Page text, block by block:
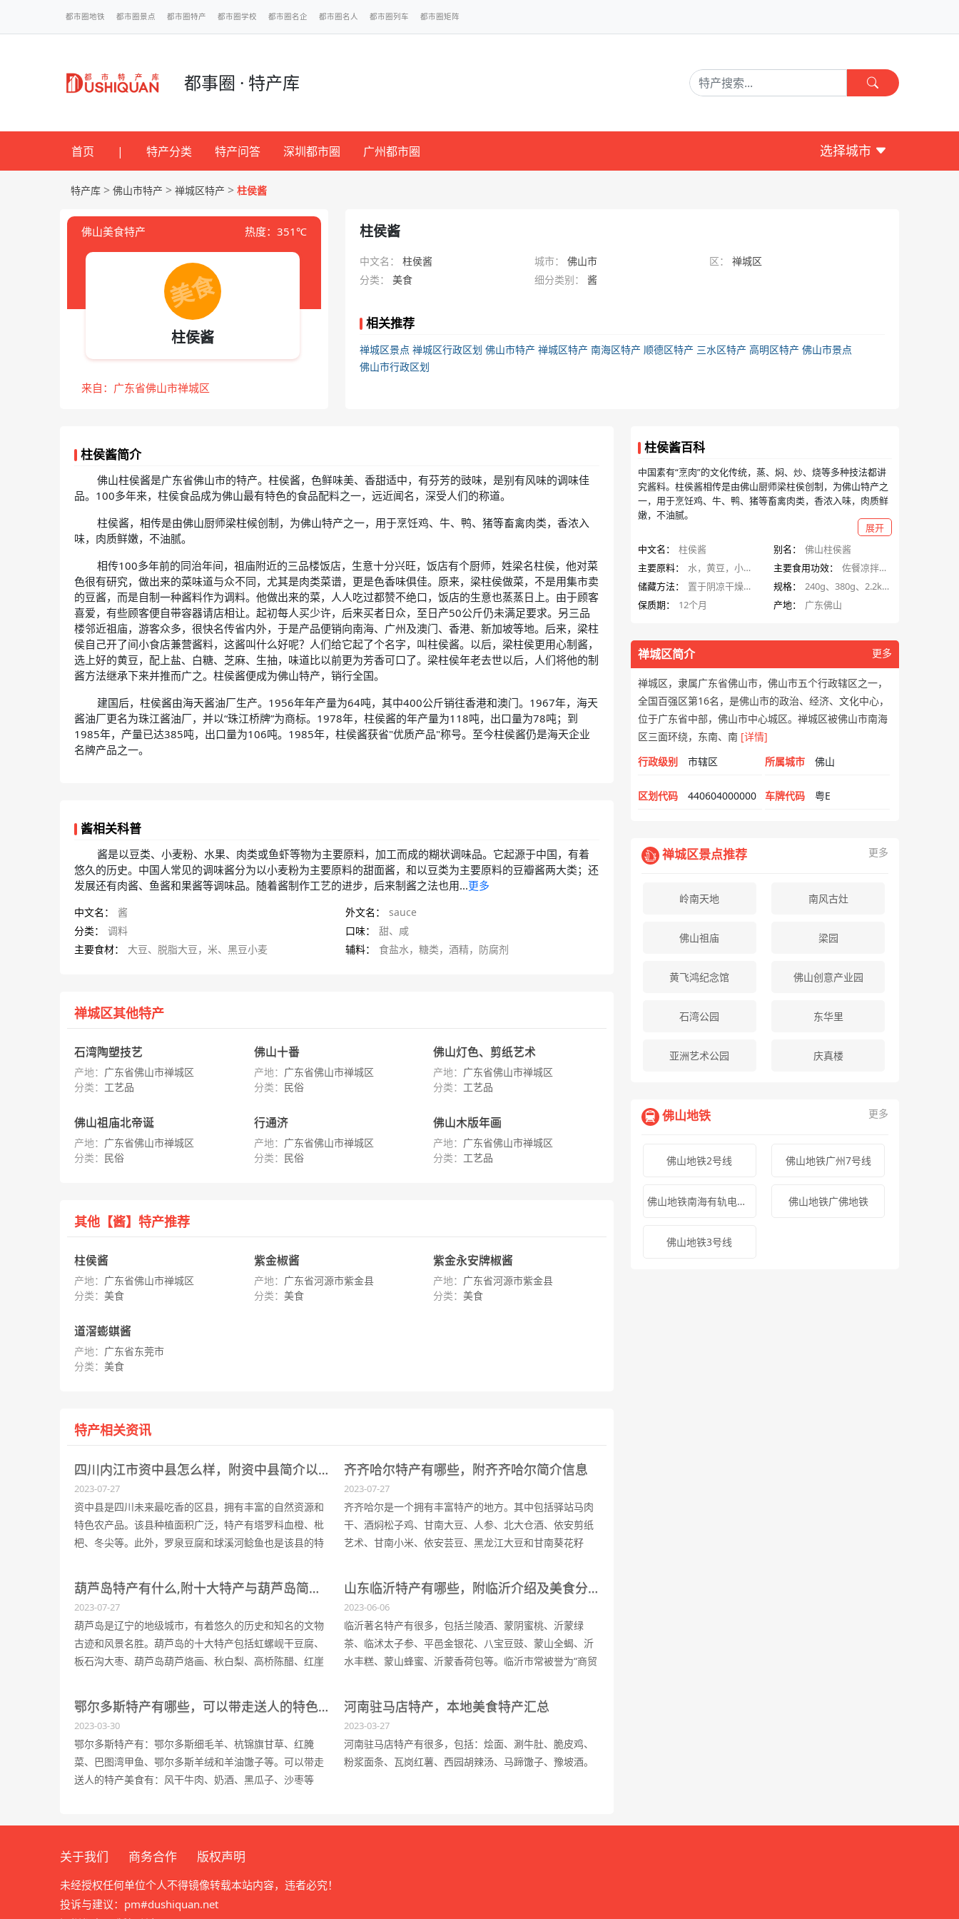
都市圈地铁 都市圈景点 都市圈特产 都市圈学校 都市圈名企 都市圈名人 都市圈列车 都市圈矩阵
都事圈 · 特产库
首页 | 特产分类 特产问答 深圳都市圈 广州都市圈 选择城市
特产库 > 佛山市特产 > 禅城区特产 > 柱侯酱
佛山美食特产 热度：351℃
柱侯酱
来自：广东省佛山市禅城区
柱侯酱
中文名： 柱侯酱 城市： 佛山市 区：
禅城区
分类：
美食 细分类别： 酱
相关推荐
禅城区景点 禅城区行政区划 佛山市特产 禅城区特产 南海区特产 顺德区特产 三水区特产 高明区特产 佛山市景点
佛山市行政区划
柱侯酱简介
佛山柱侯酱是广东省佛山市的特产。柱侯酱，色鲜味美、香甜适中，有芬芳的豉味，是别有风味的调味佳
品。100多年来，柱侯食品成为佛山最有特色的食品配料之一，远近闻名，深受人们的称道。
柱侯酱，相传是由佛山厨师梁柱候创制，为佛山特产之一，用于烹饪鸡、牛、鸭、猪等畜禽肉类，香浓入
味，肉质鲜嫩，不油腻。
相传100多年前的同治年间，祖庙附近的三品楼饭店，生意十分兴旺，饭店有个厨师，姓梁名柱侯，他对菜
色很有研究，做出来的菜味道与众不同，尤其是肉类菜谱，更是色香味俱佳。原来，梁柱侯做菜，不是用集市卖
的豆酱，而是自制一种酱料作为调料。他做出来的菜，人人吃过都赞不绝口，饭店的生意也蒸蒸日上。由于顾客
喜爱，有些顾客便自带容器请店相让。起初每人买少许，后来买者日众，至日产50公斤仍未满足要求。另三品
楼邻近祖庙，游客众多，很快名传省内外，于是产品便销向南海、广州及澳门、香港、新加坡等地。后来，梁柱
侯自己开了间小食店兼营酱料，这酱叫什么好呢？人们给它起了个名字，叫柱侯酱。以后，梁柱侯更用心制酱，
选上好的黄豆，配上盐、白糖、芝麻、生抽，味道比以前更为芳香可口了。梁柱侯年老去世以后，人们将他的制
酱方法继承下来并推而广之。柱侯酱便成为佛山特产，销行全国。
建国后，柱侯酱由海天酱油厂生产。1956年年产量为64吨，其中400公斤销往香港和澳门。1967年，海天
酱油厂更名为珠江酱油厂，并以“珠江桥牌”为商标。1978年，柱侯酱的年产量为118吨，出口量为78吨；到
1985年，产量已达385吨，出口量为106吨。1985年，柱侯酱获省"优质产品"称号。至今柱侯酱仍是海天企业
名牌产品之一。
酱相关科普
酱是以豆类、小麦粉、水果、肉类或鱼虾等物为主要原料，加工而成的糊状调味品。它起源于中国，有着
悠久的历史。中国人常见的调味酱分为以小麦粉为主要原料的甜面酱，和以豆类为主要原料的豆瓣酱两大类；还
发展还有肉酱、鱼酱和果酱等调味品。随着酱制作工艺的进步，后来制酱之法也用...更多
中文名： 酱 外文名：
sauce
分类：
调料 口味：
甜、咸
主要食材：
大豆、脱脂大豆，米、黑豆小麦 辅料： 食盐水，糖类，酒精，防腐剂
禅城区其他特产
石湾陶塑技艺
产地： 广东省佛山市禅城区
分类： 工艺品
佛山十番
产地： 广东省佛山市禅城区
分类： 民俗
佛山灯色、剪纸艺术
产地： 广东省佛山市禅城区
分类： 工艺品
佛山祖庙北帝诞
产地： 广东省佛山市禅城区
分类： 民俗
行通济
产地： 广东省佛山市禅城区
分类： 民俗
佛山木版年画
产地： 广东省佛山市禅城区
分类： 工艺品
其他【酱】特产推荐
柱侯酱
产地： 广东省佛山市禅城区
分类： 美食
紫金椒酱
产地： 广东省河源市紫金县
分类： 美食
紫金永安牌椒酱
产地： 广东省河源市紫金县
分类：美食
道滘蟛蜞酱
产地： 广东省东莞市
分类： 美食
特产相关资讯
四川内江市资中县怎么样，附资中县简介以及地理环境，特产等信息
2023-07-27
资中县是四川未来最吃香的区县，拥有丰富的自然资源和
特色农产品。该县种植面积广泛，特产有塔罗科血橙、枇
杷、冬尖等。此外，罗泉豆腐和球溪河鲶鱼也是该县的特
为原材料制作而成。
齐齐哈尔特产有哪些，附齐齐哈尔简介信息
2023-07-27
齐齐哈尔是一个拥有丰富特产的地方。其中包括驿站马肉
干、酒焖松子鸡、甘南大豆、人参、北大仓酒、依安剪纸
艺术、甘南小米、依安芸豆、黑龙江大豆和甘南葵花籽
候，地势北高南低，土壤丰富，水资源充沛。此外，齐齐
哈尔还有丰富的名胜古迹，如大乘寺、卜奎清真寺等。
葫芦岛特产有什么,附十大特产与葫芦岛简介以及出行方式
2023-07-27
葫芦岛是辽宁的地级城市，有着悠久的历史和知名的文物
古迹和风景名胜。葫芦岛的十大特产包括虹螺岘干豆腐、
板石沟大枣、葫芦岛葫芦烙画、秋白梨、高桥陈醋、红崖
桃。葫芦岛位于辽宁葫芦岛市连山区马杖房火车站东偏北
4.4公里，锦州湾南部。
山东临沂特产有哪些，附临沂介绍及美食分享
2023-06-06
临沂著名特产有很多，包括兰陵酒、蒙阴蜜桃、沂蒙绿
茶、临沭太子参、平邑金银花、八宝豆豉、蒙山全蝎、沂
水丰糕、蒙山蜂蜜、沂蒙香荷包等。临沂市常被誉为“商贸
心和商贸批发中心之一。
鄂尔多斯特产有哪些，可以带走送人的特色美食产品
2023-03-30
鄂尔多斯特产有：鄂尔多斯细毛羊、杭锦旗甘草、红腌
菜、巴图湾甲鱼、鄂尔多斯羊绒和羊油馓子等。可以带走
送人的特产美食有：风干牛肉、奶酒、黑瓜子、沙枣等
河南驻马店特产，本地美食特产汇总
2023-03-27
河南驻马店特产有很多，包括：烩面、涮牛肚、脆皮鸡、
粉浆面条、瓦岗红薯、西园胡辣汤、马蹄馓子、豫坡酒。
柱侯酱百科
中国素有“烹肉”的文化传统，蒸、焖、炒、烧等多种技法都讲
究酱料。柱侯酱相传是由佛山厨师梁柱侯创制，为佛山特产之
一，用于烹饪鸡、牛、鸭、猪等畜禽肉类，香浓入味，肉质鲜
嫩，不油腻。
展开
中文名：
柱侯酱 别名：
佛山柱侯酱
主要原料：
水，黄豆，小麦粉，白砂糖，食用盐，芝麻油，谷氨酸钠，脱水大蒜，黄原胶，苯甲酸钠 主要食用功效：
佐餐凉拌，烹调炒菜
储藏方法：
置于阴凉干燥处，开启后请冷藏 规格：
240g、380g、2.2kg、6.5kg
保质期：
12个月 产地： 广东佛山
禅城区简介 更多
禅城区，隶属广东省佛山市，佛山市五个行政辖区之一，
全国百强区第16名，是佛山市的政治、经济、文化中心，
位于广东省中部，佛山市中心城区。禅城区被佛山市南海
区三面环绕，东南、南 [详情]
行政级别
市辖区 所属城市 佛山
区划代码 440604000000 车牌代码 粤E
禅城区景点推荐 更多
岭南天地 南风古灶
佛山祖庙 梁园
黄飞鸿纪念馆 佛山创意产业园
石湾公园 东华里
亚洲艺术公园 庆真楼
佛山地铁 更多
佛山地铁2号线 佛山地铁广州7号线
佛山地铁南海有轨电车1号线 佛山地铁广佛地铁
佛山地铁3号线
关于我们 商务合作 版权声明
未经授权任何单位个人不得镜像转载本站内容，违者必究！
投诉与建议：pm#dushiquan.net